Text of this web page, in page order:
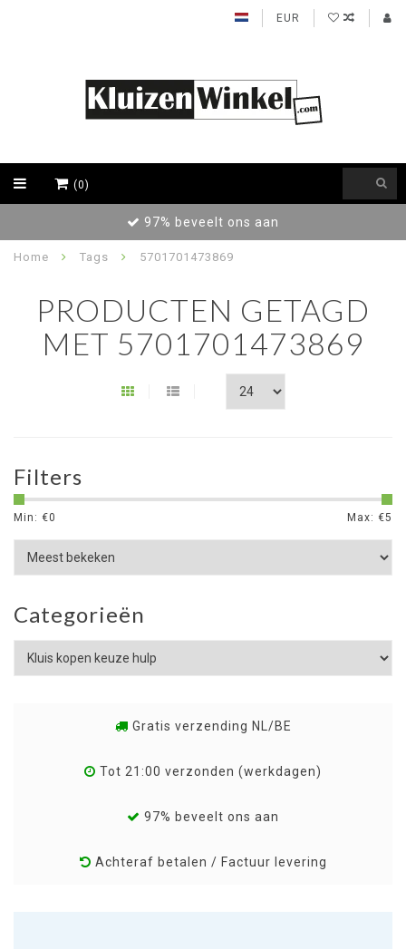
EUR
(0)
97% beveelt ons aan
Home Tags 5701701473869
PRODUCTEN GETAGD
MET 5701701473869
Filters
Min: €0 Max: €5
Categorieën
Gratis verzending NL/BE
Tot 21:00 verzonden (werkdagen)
97% beveelt ons aan
Achteraf betalen / Factuur levering